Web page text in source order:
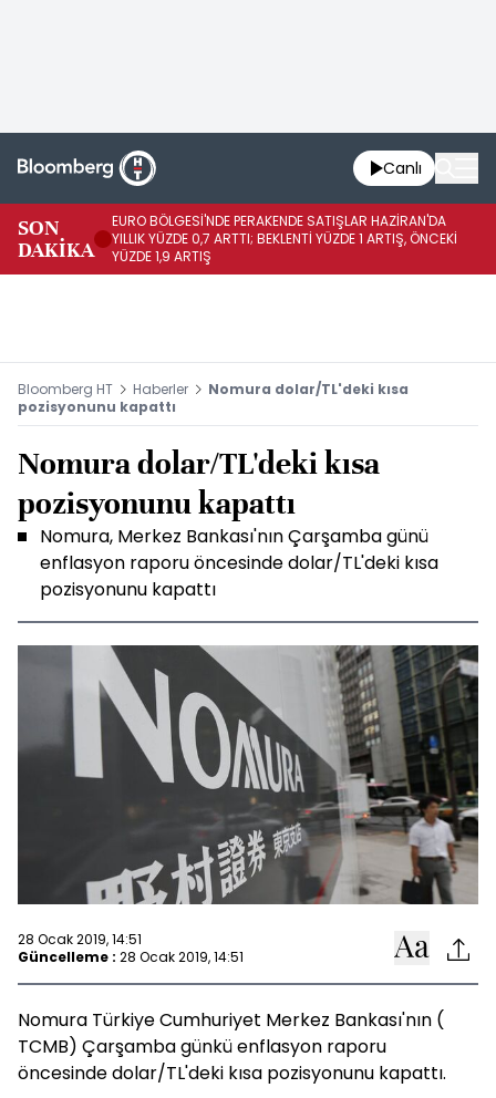
Canlı
SON
DAKİKA
EURO BÖLGESİ'NDE PERAKENDE SATIŞLAR HAZİRAN'DA
YILLIK YÜZDE 0,7 ARTTI; BEKLENTİ YÜZDE 1 ARTIŞ, ÖNCEKİ
YÜZDE 1,9 ARTIŞ
Bloomberg HT Haberler
Nomura dolar/TL'deki kısa
pozisyonunu kapattı
Nomura dolar/TL'deki kısa
pozisyonunu kapattı
Nomura, Merkez Bankası'nın Çarşamba günü
enflasyon raporu öncesinde dolar/TL'deki kısa
pozisyonunu kapattı
28 Ocak 2019, 14:51
Güncelleme : 28 Ocak 2019, 14:51
Nomura Türkiye Cumhuriyet Merkez Bankası'nın (
TCMB) Çarşamba günkü enflasyon raporu
öncesinde dolar/TL'deki kısa pozisyonunu kapattı.